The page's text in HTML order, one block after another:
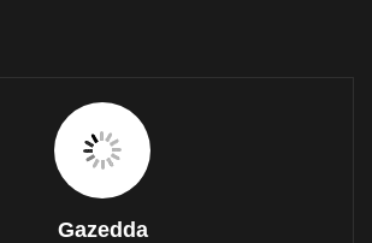
Brezilya’da 688, İsveç’te 591,
345, Avusturya’da 243,
Ekvador’da 220, İrlanda’da 210,
Danimarka’da 203, Güney Kore’de
Filipinler’de 177, Hindistan’da 164,
129, Peru’da 107,
Gazedda